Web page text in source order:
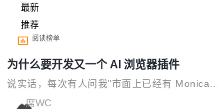
最新
推荐
阅读榜单
为什么要开发又一个 AI 浏览器插件
说实话，每次有人问我"市面上已经有 Monica、
Sider、Copilot for Chrome 这些 AI 浏览器插件
席WC